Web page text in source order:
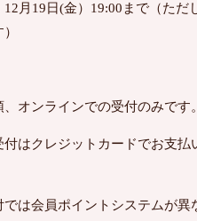
12月 19 日(金）19:00まで（ただ
、オンラインでの受付のみです
はクレジットカードでお支
では会員ポイントシステムが